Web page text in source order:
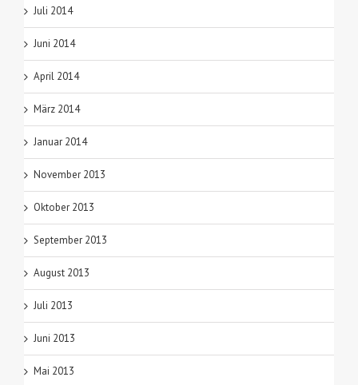
Juli 2014
Juni 2014
April 2014
März 2014
Januar 2014
November 2013
Oktober 2013
September 2013
August 2013
Juli 2013
Juni 2013
Mai 2013